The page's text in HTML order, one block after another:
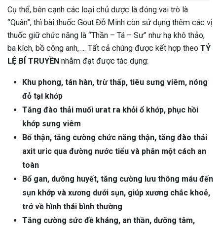
Cụ thể, bên cạnh các loại chủ dược là đóng vai trò là
“Quân”, thì bài thuốc Gout Đỗ Minh còn sử dụng thêm các vị
thuốc giữ chức năng là “Thần – Tá – Sư” như hạ khô thảo,
ba kích, bồ công anh,…. Tất cả chúng được kết hợp theo TỶ
LỆ BÍ TRUYỀN nhằm đạt được tác dụng:
Khu phong, tán hàn, trừ thấp, tiêu sưng viêm, nóng
đỏ tại khớp
Tăng đào thải muối urat ra khỏi ổ khớp, phục hồi
khớp sưng viêm
Bổ thận, tăng cường chức năng thận, tăng đào thải
axit uric qua đường nước tiểu và phân một cách an
toàn
Bổ gan, dưỡng huyết, tăng cường lưu thông máu đến
sụn khớp và xương dưới sụn, giúp xương chắc khoẻ,
trở về hình thái bình thường
Tăng cường sức đề kháng, an thần, dưỡng tâm,